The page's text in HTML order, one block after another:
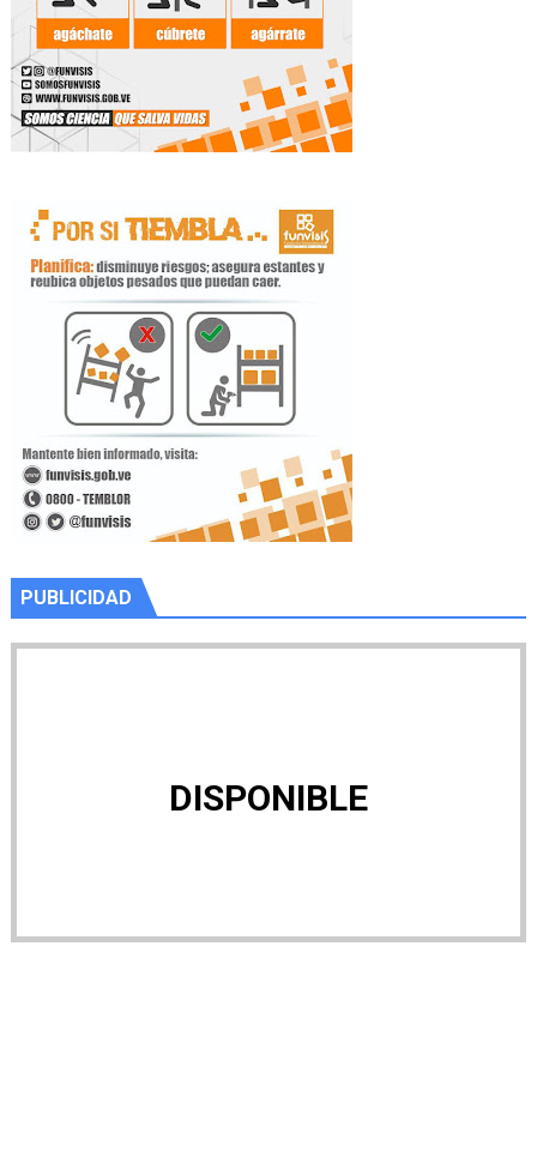
PUBLICIDAD
DISPONIBLE